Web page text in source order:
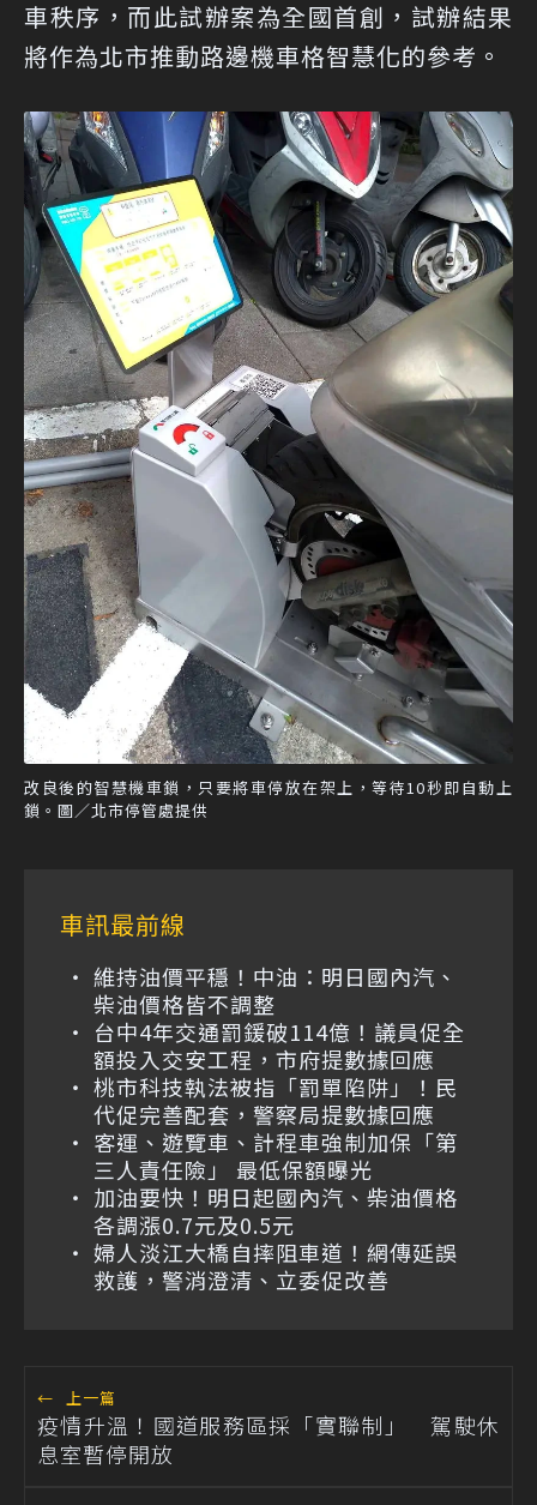
車秩序，而此試辦案為全國首創，試辦結果
將作為北市推動路邊機車格智慧化的參考。
改良後的智慧機車鎖，只要將車停放在架上，等待10秒即自動上
鎖。圖／北市停管處提供
車訊最前線
維持油價平穩！中油：明日國內汽、
柴油價格皆不調整
台中4年交通罰鍰破114億！議員促全
額投入交安工程，市府提數據回應
桃市科技執法被指「罰單陷阱」！民
代促完善配套，警察局提數據回應
客運、遊覽車、計程車強制加保「第
三人責任險」 最低保額曝光
加油要快！明日起國內汽、柴油價格
各調漲0.7元及0.5元
婦人淡江大橋自摔阻車道！網傳延誤
救護，警消澄清、立委促改善
← 上一篇
疫情升溫！國道服務區採「實聯制」 駕駛休
息室暫停開放